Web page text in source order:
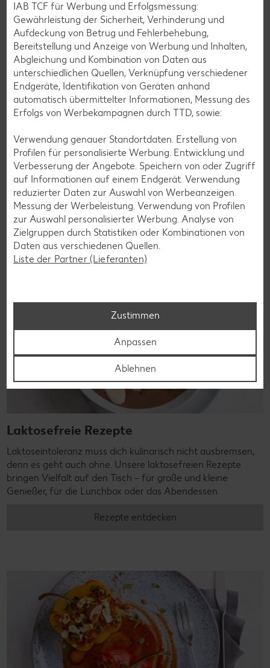
Wer auf Gluten verzichtet, muss nicht automatisch auf
Vielfalt und Geschmack verzichten. Ob süß oder herzhaft –
mit unseren glutenfreien Rezepten zauberst du dir Gerichte,
die nicht nur verträglich, sondern auch richtig lecker sind.
Rezepte entdecken
Laktosefreie Rezepte
Laktoseintoleranz muss dich kulinarisch nicht ausbremsen,
denn es geht auch ohne. Unsere laktosefreien Rezepte
bringen Vielfalt auf den Tisch – für große und kleine
Genießer, für die Lunchbox oder das Abendessen.
Rezepte entdecken
IAB TCF für Werbung und Erfolgsmessung:
Gewährleistung der Sicherheit, Verhinderung und
Aufdeckung von Betrug und Fehlerbehebung,
Bereitstellung und Anzeige von Werbung und Inhalten,
Abgleichung und Kombination von Daten aus
unterschiedlichen Quellen, Verknüpfung verschiedener
Endgeräte, Identifikation von Geräten anhand
automatisch übermittelter Informationen, Messung des
Erfolgs von Werbekampagnen durch TTD, sowie:
Verwendung genauer Standortdaten. Erstellung von
Profilen für personalisierte Werbung. Entwicklung und
Verbesserung der Angebote. Speichern von oder Zugriff
auf Informationen auf einem Endgerät. Verwendung
reduzierter Daten zur Auswahl von Werbeanzeigen.
Messung der Werbeleistung. Verwendung von Profilen
zur Auswahl personalisierter Werbung. Analyse von
Zielgruppen durch Statistiken oder Kombinationen von
Daten aus verschiedenen Quellen.
Liste der Partner (Lieferanten)
Zustimmen
Anpassen
Ablehnen